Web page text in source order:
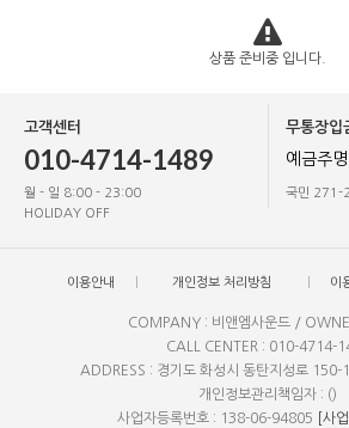
상품 준비중 입니다.
고객센터
010-4714-1489
월 - 일 8:00 - 23:00
HOLIDAY OFF
무통장입
예금주
국민
이용안내 개인정보 처리방침 이
COMPANY : 비앤엠사운드 /
CALL CENTER : 010-4714-
ADDRESS : 경기도 화성시 동탄지성로
개인정보관리책임자 : ()
사업자등록번호 : 138-06-94805
[사